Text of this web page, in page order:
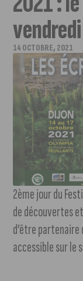
14 OCTOBRE, 2021
2ème jour du
de découvertes
d’être
accessible sur le